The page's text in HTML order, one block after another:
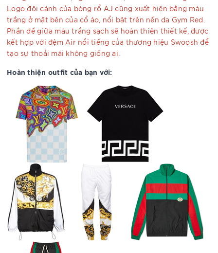
Logo đôi cánh của bóng rổ AJ cũng xuất hiện bằng màu
trắng ở mặt bên của cổ áo, nổi bật trên nền da Gym Red.
Phần đế giữa màu trắng sạch sẽ hoàn thiện thiết kế, được
kết hợp với đệm Air nổi tiếng của thương hiệu Swoosh để
tạo sự thoải mái không giống ai.
Hoàn thiện outfit của bạn với: